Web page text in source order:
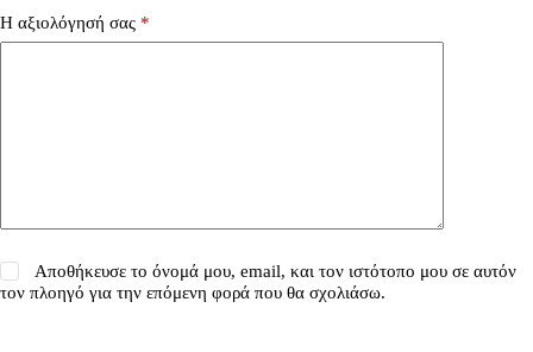
Η αξιολόγησή σας *
Αποθήκευσε το όνομά μου, email, και τον ιστότοπο μου σε αυτόν
τον πλοηγό για την επόμενη φορά που θα σχολιάσω.